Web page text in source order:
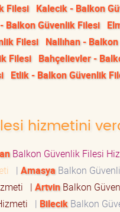
Filesi Kalecik - Balkon
Balkon Güvenlik Filesi
Filesi Nallıhan -
Filesi Bahçelievler -
Etlik - Balkon Güvenlik
hizmetini
Balkon Güvenlik Filesi
| Amasya Balkon
| ArtvinBalkon
| Bilecik Balkon